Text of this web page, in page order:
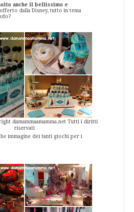
anche il bellissimo e
offerto dalla Disney, tutto in tema
damammaamamma.net Tutti i diritti
riservati
immagine dei tanti giochi per i